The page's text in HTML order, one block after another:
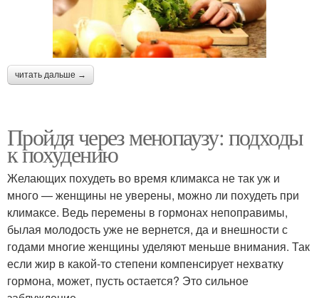
читать дальше →
Пройдя через менопаузу: подходы
к похудению
Желающих похудеть во время климакса не так уж и
много — женщины не уверены, можно ли похудеть при
климаксе. Ведь перемены в гормонах непоправимы,
былая молодость уже не вернется, да и внешности с
годами многие женщины уделяют меньше внимания. Так
если жир в какой-то степени компенсирует нехватку
гормона, может, пусть остается? Это сильное